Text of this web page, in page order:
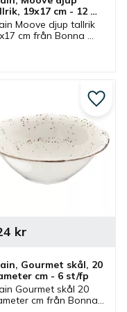
19x17 cm - 12
Moove djup tallrik
cm från Bonna
Gourmet skål, 20
cm - 6 st/fp
Gourmet skål 20
cm från Bonna
kr
Lägg